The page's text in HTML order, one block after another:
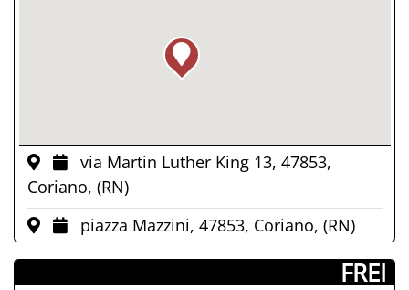
via Martin Luther King 13, 47853,
Coriano, (RN)
piazza Mazzini, 47853, Coriano, (RN)
­ FREI